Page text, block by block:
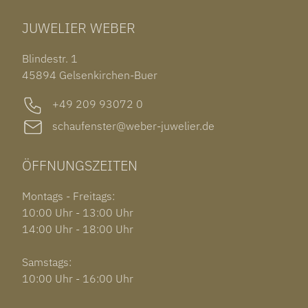
OHRSCHMUCK
OUT OF COLLECTION
ROLEX SUBMARINER DATE
GARMIN VENU 3S
JUWELIER WEBER
Blindestr. 1
45894 Gelsenkirchen-Buer
+49 209 93072 0
schaufenster@weber-juwelier.de
ÖFFNUNGSZEITEN
Montags - Freitags:
10:00 Uhr - 13:00 Uhr
14:00 Uhr - 18:00 Uhr
Samstags:
10:00 Uhr - 16:00 Uhr